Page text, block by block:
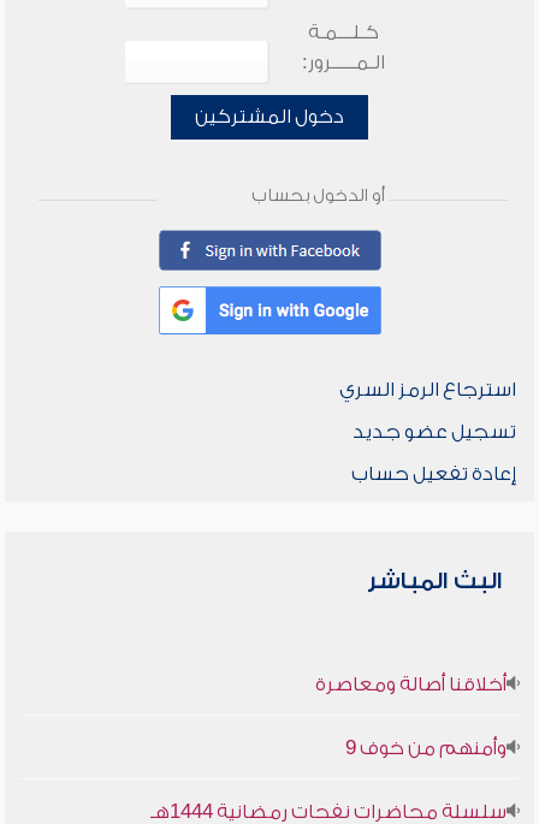
كـلـــمـة
الـمـــــرور:
دخول المشتركين
أو الدخول بحساب
استرجاع الرمز السري
تسجيل عضو جديد
إعادة تفعيل حساب
البث المباشر
أخلاقنا أصالة ومعاصرة
وأمنهم من خوف 9
سلسلة محاضرات نفحات رمضانية 1444هـ